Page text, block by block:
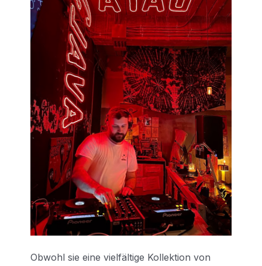
Obwohl sie eine vielfältige Kollektion von